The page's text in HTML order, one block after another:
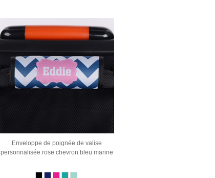
Enveloppe de poignée de valise
personnalisée rose chevron bleu marine